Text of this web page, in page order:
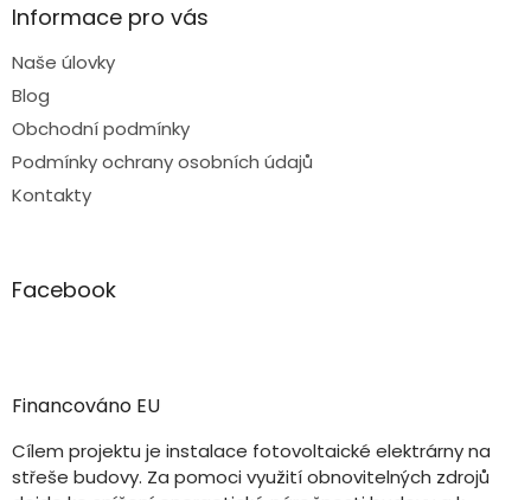
Informace pro vás
Naše úlovky
Blog
Obchodní podmínky
Podmínky ochrany osobních údajů
Kontakty
Facebook
Financováno EU
Cílem projektu je instalace fotovoltaické elektrárny na
střeše budovy. Za pomoci využití obnovitelných zdrojů